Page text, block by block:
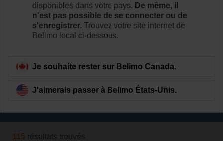
de rendre leur installation plus simple et plus rapide
dans les systèmes de CVCA, notamment des puits
thermométriques, des plaques, supports et brides de
En savoir plus
115 résultats trouvés
disponibles dans votre pays. De même, il
n'est pas possible de se connecter ou de
s'enregistrer. Trouvez votre site internet de
Belimo local ci-dessous.
Je souhaite rester sur Belimo Canada.
J'aimerais passer à Belimo États-Unis.